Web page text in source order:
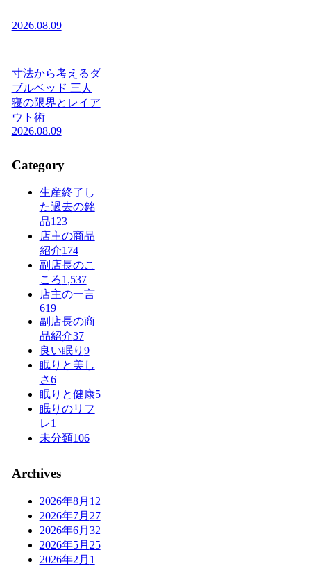
2026.08.09
寸法から考えるダ
ブルベッド 三人
寝の限界とレイア
ウト術
2026.08.09
Category
生産終了し
た過去の銘
品123
店主の商品
紹介174
副店長のこ
ころ1,537
店主の一言
619
副店長の商
品紹介37
良い眠り 9
眠りと美し
さ6
眠りと健康5
眠りのリフ
レ1
未分類106
Archives
2026年8月 12
2026年7月 27
2026年6月 32
2026年5月 25
2026年2月 1